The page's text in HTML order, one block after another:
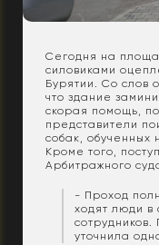
Сегодня на
силовиками
Бурятии. Со слов
что здание
скорая помощь,
представители
собак, обученных
Кроме того,
Арбитражного
- Проход
ходят люди в
уточнила